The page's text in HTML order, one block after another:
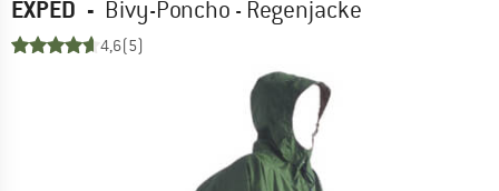
EXPED - Bivy-Poncho - Regenjacke
4,6(5)